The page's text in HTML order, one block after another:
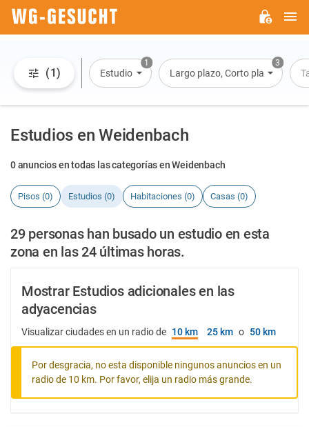
(1)
1
Estudio
3
Largo plazo, Corto plazo,
Estudios en Weidenbach
0 anuncios en todas las categorías en Weidenbach
Pisos (0) Estudios (0) Habitaciones (0) Casas (0)
29 personas han busado un estudio en esta
zona en las 24 últimas horas.
Mostrar Estudios adicionales en las
adyacencias
Visualizar ciudades en un radio de 10 km 25 km o 50 km
Por desgracia, no esta disponible ningunos anuncios en un
radio de 10 km. Por favor, elija un radio más grande.